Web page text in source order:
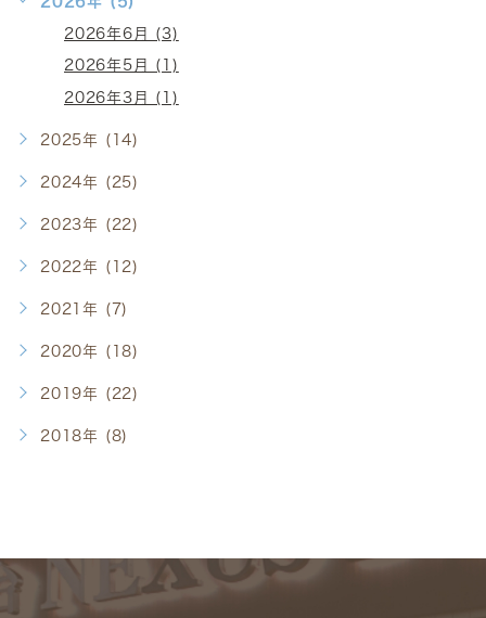
2026年6月 (3)
2026年5月 (1)
2026年3月 (1)
2025年 (14)
2024年 (25)
2023年 (22)
2022年 (12)
2021年 (7)
2020年 (18)
2019年 (22)
2018年 (8)